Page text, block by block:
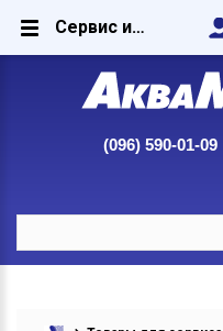
(096) 590-01-09
Сервис или товары для сервиса